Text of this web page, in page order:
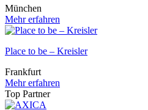
München
Mehr erfahren
Place to be – Kreisler
Frankfurt
Mehr erfahren
Top Partner